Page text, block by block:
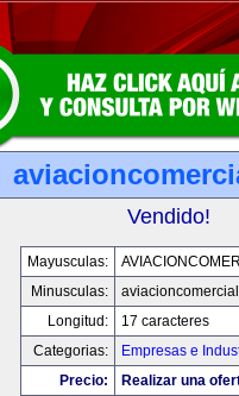
Vendido!
Mayusculas:
Minusculas:
Longitud:
17 caracteres
Categorias:
Empresas e
Precio:
Realizar una